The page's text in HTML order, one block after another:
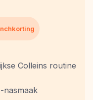
Colleins routine
nasmaak